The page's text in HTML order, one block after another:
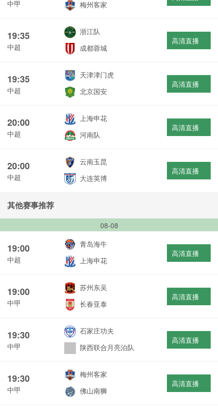
中甲 梅州客家
19:35
中超
浙江队
成都蓉城
高清直播
19:35
中超
天津津门虎
北京国安
高清直播
20:00
中超
上海申花
河南队
高清直播
20:00
中超
云南玉昆
大连英博
高清直播
其他赛事推荐
08-08
19:00
中超
青岛海牛
上海申花
高清直播
19:00
中甲
苏州东吴
长春亚泰
高清直播
19:30
中甲
石家庄功夫
陕西联合月亮泊队
高清直播
19:30
中甲
梅州客家
佛山南狮
高清直播